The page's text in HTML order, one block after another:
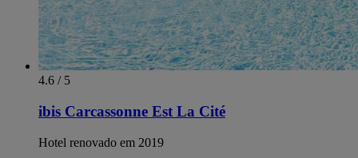
4.6 / 5
ibis Carcassonne Est La Cité
Hotel renovado em 2019